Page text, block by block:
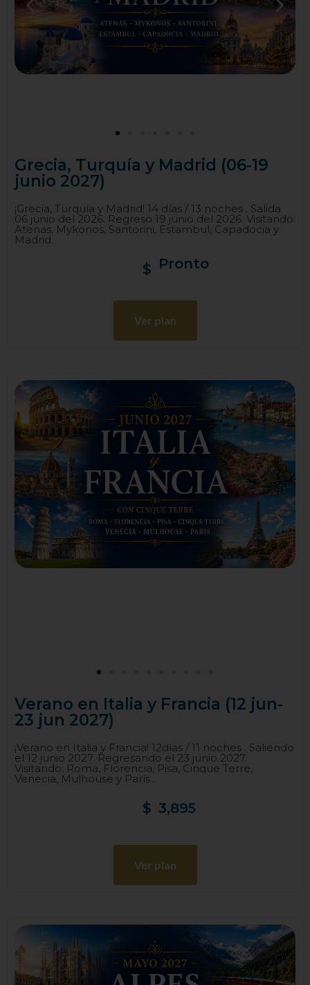
Grecia, Turquía y Madrid (06-19
junio 2027)
¡Grecia, Turquía y Madrid! 14 días / 13 noches . Salida
06 junio del 2026. Regreso 19 junio del 2026. Visitando:
Atenas, Mykonos, Santorini, Estambul, Capadocia y
Madrid.
$ Pronto
Ver plan
Verano en Italia y Francia (12 jun-
23 jun 2027)
¡Verano en Italia y Francia! 12días / 11 noches . Saliendo
el 12 junio 2027. Regresando el 23 junio 2027.
Visitando: Roma, Florencia, Pisa, Cinque Terre,
Venecia, Mulhouse y París .
$ 3,895
Ver plan